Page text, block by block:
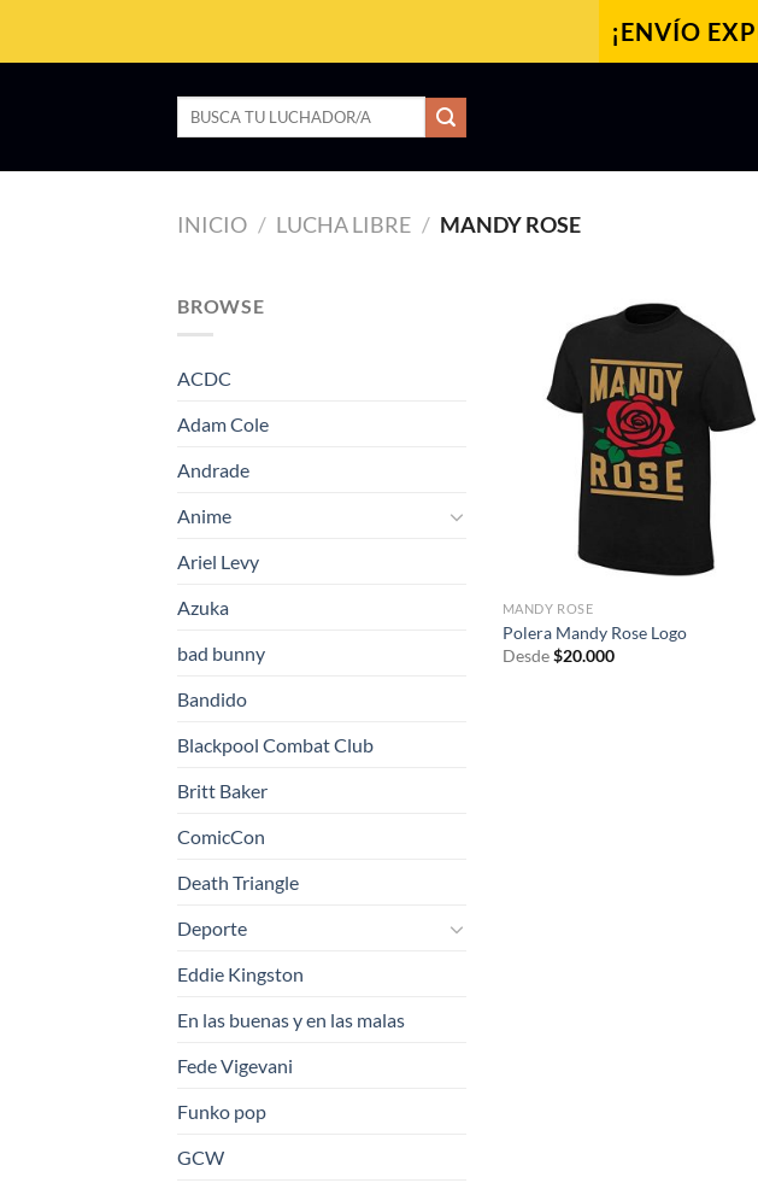
¡ENVÍO
Buscar
INICIO / LUCHA LIBRE / MANDY ROSE
BROWSE
ACDC
Adam Cole
Andrade
Anime
Ariel Levy
Azuka
bad bunny
Bandido
Blackpool Combat Club
Britt Baker
ComicCon
Death Triangle
Deporte
Eddie Kingston
En las buenas y en las malas
Fede Vigevani
Funko pop
GCW
MANDY ROSE
Polera Mandy Rose Logo
Desde$20.000